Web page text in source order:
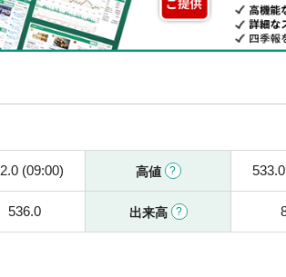
(09:00) 高値
536.0 出来高